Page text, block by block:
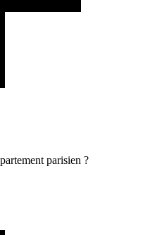
parisien ?